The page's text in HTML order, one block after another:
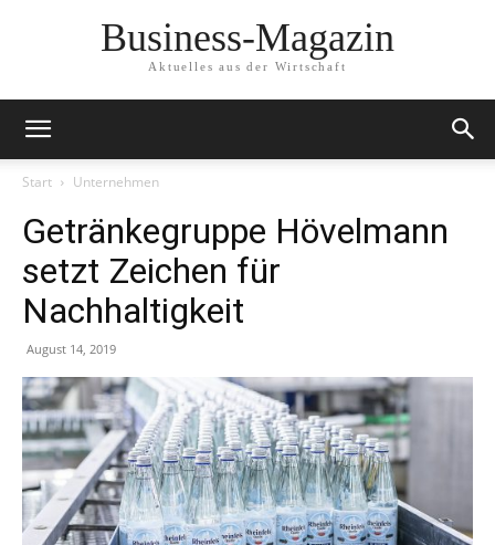
Business-Magazin
Aktuelles aus der Wirtschaft
Start Unternehmen
Getränkegruppe Hövelmann
setzt Zeichen für
Nachhaltigkeit
August 14, 2019